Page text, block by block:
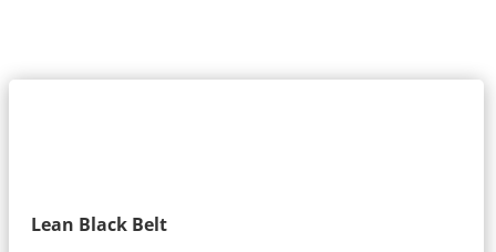
Lean Black Belt